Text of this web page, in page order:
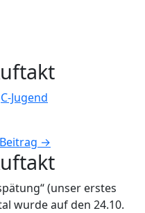
C-Jugend
→
(unser erstes
wurde auf den 24.10.